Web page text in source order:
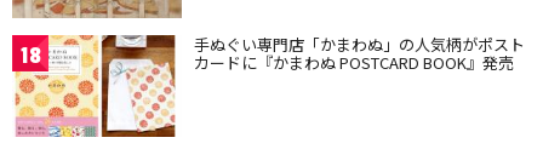
18 手ぬぐい専門店「かまわぬ」の人気柄がポスト
カードに『かまわぬ POSTCARD BOOK』発売